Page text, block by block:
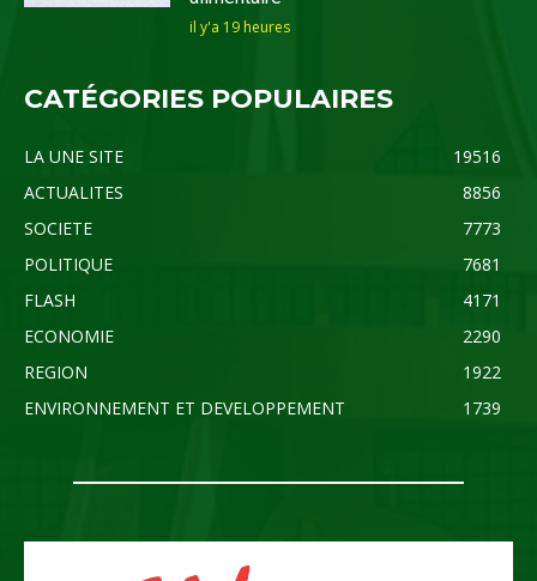
il y'a 19 heures
CATÉGORIES POPULAIRES
LA UNE SITE
19516
ACTUALITES
8856
SOCIETE
7773
POLITIQUE
7681
FLASH
4171
ECONOMIE
2290
REGION
1922
ENVIRONNEMENT ET DEVELOPPEMENT
1739